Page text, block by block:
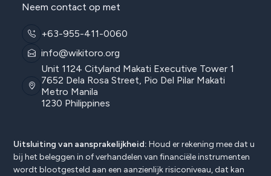
Neem contact op met
+63-955-411-0060
info@wikitoro.org
Unit 1124 Cityland Makati Executive Tower 1
7652 Dela Rosa Street, Pio Del Pilar Makati
Metro Manila
1230 Philippines
Uitsluiting van aansprakelijkheid: Houd er rekening mee dat u
bij het beleggen in of verhandelen van financiële instrumenten
wordt blootgesteld aan een aanzienlijk risiconiveau, dat kan